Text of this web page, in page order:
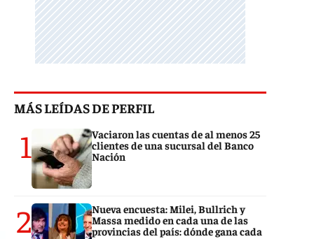
MÁS LEÍDAS DE PERFIL
1
Vaciaron las cuentas de al menos 25
clientes de una sucursal del Banco
Nación
2
Nueva encuesta: Milei, Bullrich y
Massa medido en cada una de las
provincias del país: dónde gana cada